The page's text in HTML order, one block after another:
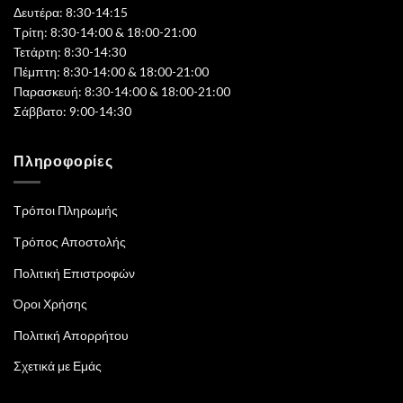
Δευτέρα: 8:30-14:15
Τρίτη: 8:30-14:00 & 18:00-21:00
Τετάρτη: 8:30-14:30
Πέμπτη: 8:30-14:00 & 18:00-21:00
Παρασκευή: 8:30-14:00 & 18:00-21:00
Σάββατο: 9:00-14:30
Πληροφορίες
Τρόποι Πληρωμής
Τρόπος Αποστολής
Πολιτική Επιστροφών
Όροι Χρήσης
Πολιτική Απορρήτου
Σχετικά με Εμάς